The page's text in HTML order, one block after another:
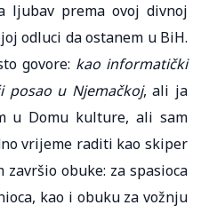
ljubav prema ovoj divnoj
odluci da ostanem u BiH.
govore: kao informatički
posao u Njemačkoj, ali ja
u Domu kulture, ali sam
vrijeme raditi kao skiper
obuke: za spasioca
kao i obuku za vožnju